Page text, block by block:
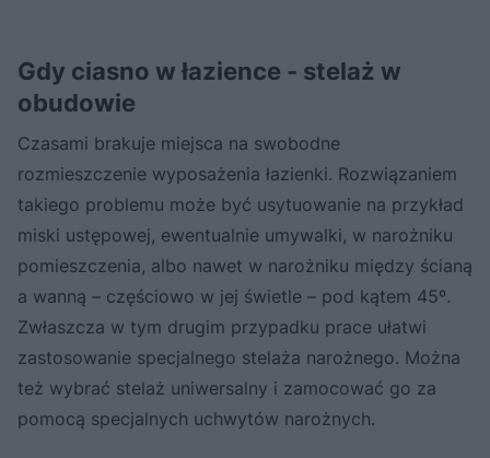
Gdy ciasno w łazience - stelaż w
obudowie
Czasami brakuje miejsca na swobodne
rozmieszczenie wyposażenia łazienki. Rozwiązaniem
takiego problemu może być usytuowanie na przykład
miski ustępowej, ewentualnie umywalki, w narożniku
pomieszczenia, albo nawet w narożniku między ścianą
a wanną – częściowo w jej świetle – pod kątem 45º.
Zwłaszcza w tym drugim przypadku prace ułatwi
zastosowanie specjalnego stelaża narożnego. Można
też wybrać stelaż uniwersalny i zamocować go za
pomocą specjalnych uchwytów narożnych.